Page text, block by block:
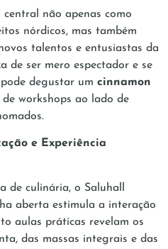
não apenas como
nórdicos, mas também
talentos e entusiastas da
de ser mero espectador e se
degustar um cinnamon
workshops ao lado de
e Experiência
de culinária, o Saluhall
aberta estimula a interação
aulas práticas revelam os
das massas integrais e das